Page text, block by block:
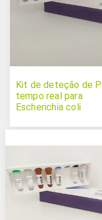
Kit de deteção de
tempo real para
Escherichia coli